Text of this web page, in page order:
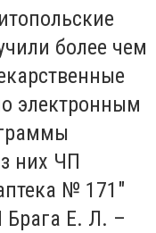
более чем
электронным
з них ЧП
№ 171"
Е. Л. –